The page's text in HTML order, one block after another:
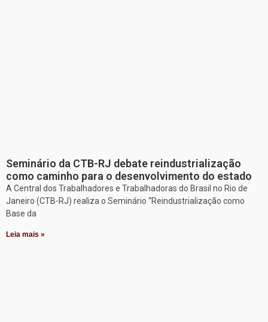
Seminário da CTB-RJ debate reindustrialização
como caminho para o desenvolvimento do estado
A Central dos Trabalhadores e Trabalhadoras do Brasil no Rio de
Janeiro (CTB-RJ) realiza o Seminário “Reindustrialização como
Base da
Leia mais »